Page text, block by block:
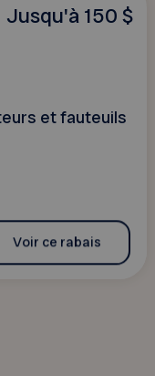
Jusqu'à 150 $
et fauteuils
Voir ce rabais